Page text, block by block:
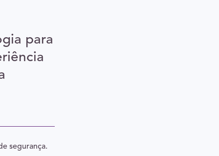
para
segurança.